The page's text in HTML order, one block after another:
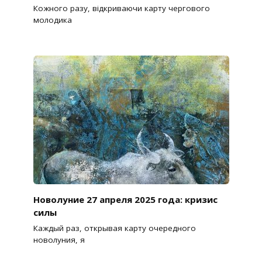
Кожного разу, відкриваючи карту чергового
молодика
Новолуние 27 апреля 2025 года: кризис
силы
Каждый раз, открывая карту очередного
новолуния, я